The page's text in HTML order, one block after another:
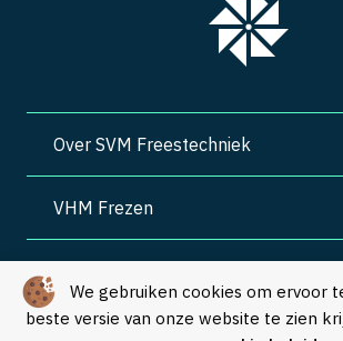
We gebruiken cookies om ervoor
beste versie van onze website te zien
Over SVM Freestechniek
VHM Frezen
Algemene voorwaarden | Privacy